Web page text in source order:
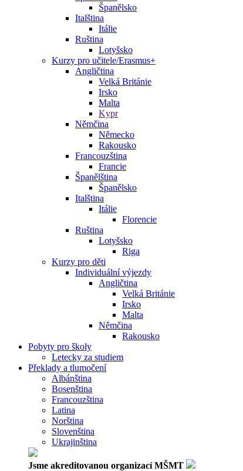
Španělsko
Italština
Itálie
Ruština
Lotyšsko
Kurzy pro učitele/Erasmus+
Angličtina
Velká Británie
Irsko
Malta
Kypr
Němčina
Německo
Rakousko
Francouzština
Francie
Španělština
Španělsko
Italština
Itálie
Florencie
Ruština
Lotyšsko
Riga
Kurzy pro děti
Individuální výjezdy
Angličtina
Velká Británie
Irsko
Malta
Němčina
Rakousko
Pobyty pro školy
Letecky za studiem
Překlady a tlumočení
Albánština
Bosenština
Francouzština
Latina
Norština
Slovenština
Ukrajinština
Jsme akreditovanou organizací MŠMT